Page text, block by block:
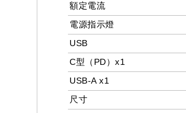
額定電流
電源指示燈
USB
C型（PD）x1
USB-A x1
尺寸